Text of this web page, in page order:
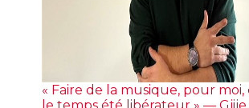
« Faire de la musique, pour
le temps été libérateur » — Gjije